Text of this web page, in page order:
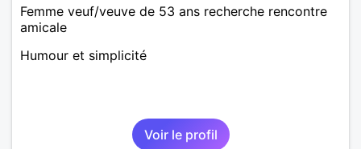
Femme veuf/veuve de 53 ans recherche rencontre
amicale
Humour et simplicité
Voir le profil